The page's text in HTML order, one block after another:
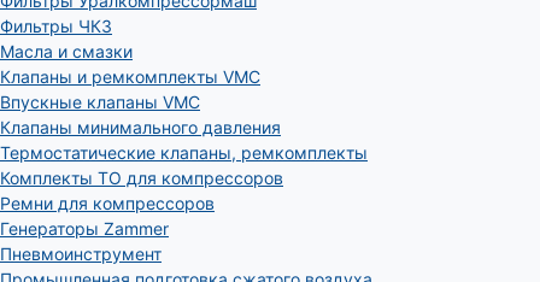
Фильтры ЧКЗ
Масла и смазки
Клапаны и ремкомплекты VMC
Впускные клапаны VMC
Клапаны минимального давления
Термостатические клапаны, ремкомплекты
Комплекты ТО для компрессоров
Ремни для компрессоров
Генераторы Zammer
Пневмоинструмент